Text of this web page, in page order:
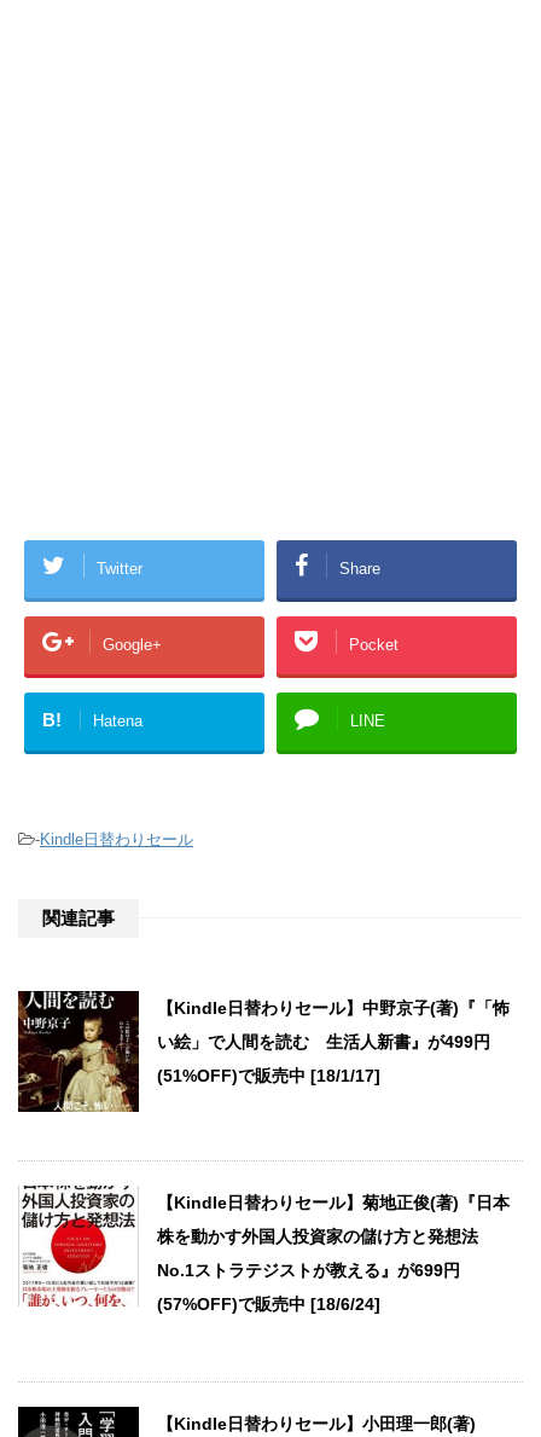
Twitter Share
Google+ Pocket
B! Hatena LINE
-Kindle日替わりセール
関連記事
【Kindle日替わりセール】中野京子(著)『「怖
い絵」で人間を読む 生活人新書』が499円
(51%OFF)で販売中 [18/1/17]
【Kindle日替わりセール】菊地正俊(著)『日本
株を動かす外国人投資家の儲け方と発想法
No.1ストラテジストが教える』が699円
(57%OFF)で販売中 [18/6/24]
【Kindle日替わりセール】小田理一郎(著)